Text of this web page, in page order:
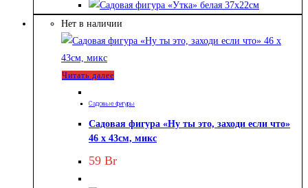
Нет в наличии
Читать далее
Садовые фигуры
Садовая фигура «Ну ты это, заходи если что»
46 х 43см, микс
59 Br